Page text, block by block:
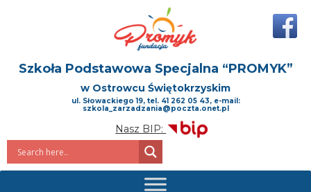
Szkoła Podstawowa Specjalna “PROMYK”
w Ostrowcu Świętokrzyskim
ul. Słowackiego 19, tel. 41 262 05 43, e-mail:
szkola_zarzadzania@poczta.onet.pl
Nasz BIP: